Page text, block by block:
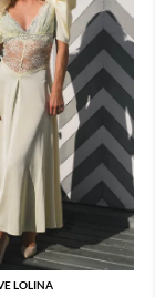
LOLINA